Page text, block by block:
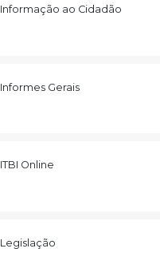
Informação ao Cidadão
Informes Gerais
ITBI Online
Legislação